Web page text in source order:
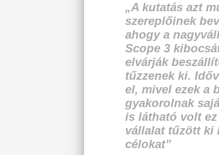
„A kutatás azt
szereplőinek
ahogy a
Scope 3
elvárják
tűzzenek ki.
el, mivel ezek a
gyakorolnak
is látható volt
vállalat tűzött ki
célokat”